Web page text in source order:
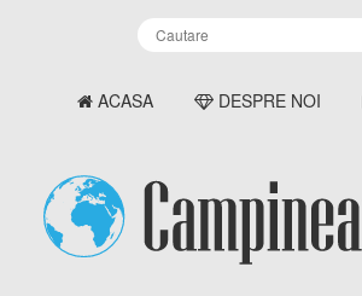
ACASA DESPRE NOI